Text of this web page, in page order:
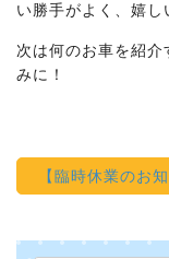
い勝手がよく、嬉し
次は何のお車を紹
みに！
【臨時休業のお知